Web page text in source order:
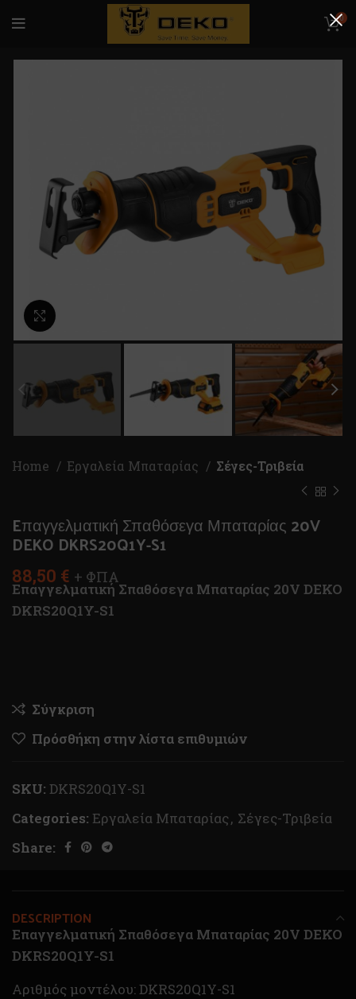
0
Home Εργαλεία Μπαταρίας Σέγες-Τριβεία
Eπαγγελματική Σπαθόσεγα Μπαταρίας 20V
DEKO DKRS20Q1Y-S1
88,50 € + ΦΠΑ
Eπαγγελματική Σπαθόσεγα Μπαταρίας 20V DEKO
DKRS20Q1Y-S1
Σύγκριση
Πρόσθήκη στην λίστα επιθυμιών
SKU: DKRS20Q1Y-S1
Categories: Εργαλεία Μπαταρίας, Σέγες-Τριβεία
Share:
DESCRIPTION
Eπαγγελματική Σπαθόσεγα Μπαταρίας 20V DEKO
DKRS20Q1Y-S1
Αριθμός μοντέλου: DKRS20Q1Y-S1